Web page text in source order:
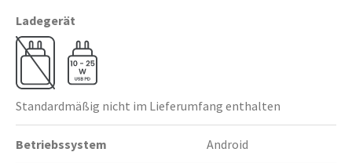
Ladegerät
Standardmäßig nicht im Lieferumfang enthalten
Betriebssystem Android